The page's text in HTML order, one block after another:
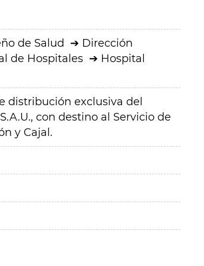
de Salud
Dirección
de Hospitales
Hospital
distribución exclusiva del
, con destino al Servicio de
y Cajal.